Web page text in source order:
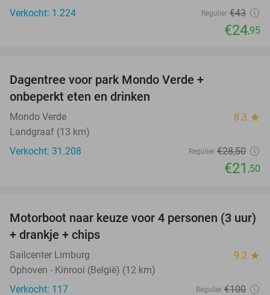
Verkocht: 1.224
Regulier €43
€24,95
Dagentree voor park Mondo Verde +
onbeperkt eten en drinken
Mondo Verde 8.3 star
Landgraaf (13 km)
Verkocht: 31.208
Regulier €28,50
€21 ,50
31%
Motorboot naar keuze voor 4 personen (3 uur)
+ drankje + chips
Sailcenter Limburg 9.2 star
Ophoven - Kinrooi (België) (12 km)
Verkocht: 117
Regulier €100